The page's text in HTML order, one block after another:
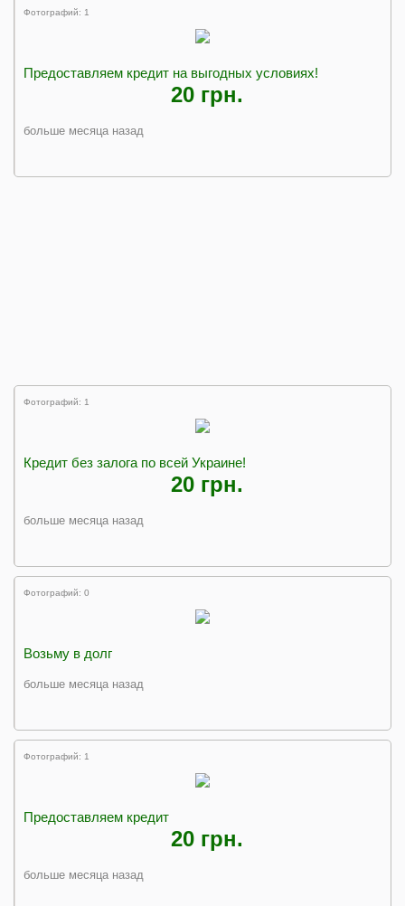
Фотографий: 1
Предоставляем кредит на выгодных условиях!
20 грн.
больше месяца назад
Фотографий: 1
Кредит без залога по всей Украине!
20 грн.
больше месяца назад
Фотографий: 0
Возьму в долг
больше месяца назад
Фотографий: 1
Предоставляем кредит
20 грн.
больше месяца назад